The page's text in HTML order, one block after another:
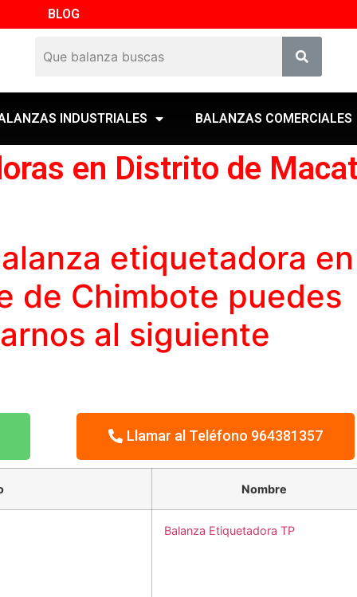
BLOG
INDUSTRIALES BALANZAS COMERCIALES
en Distrito de
etiquetadora en
de Chimbote puedes
al siguiente
Llamar al Teléfono 964381357
Nombre
Balanza Etiquetadora TP